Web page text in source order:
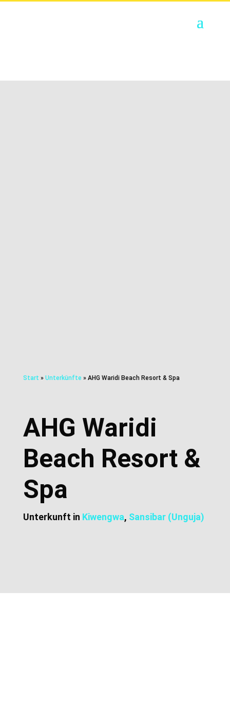
Start » Unterkünfte » AHG Waridi Beach Resort & Spa
AHG Waridi
Beach Resort &
Spa
Unterkunft in Kiwengwa, Sansibar (Unguja)